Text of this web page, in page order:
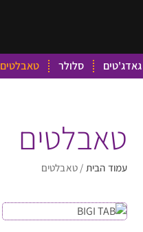
גאדג'טים סלולר טאבלטים
טאבלטים
עמוד הבית / טאבלטים